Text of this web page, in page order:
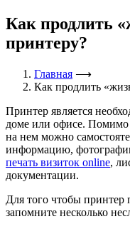
Как продлить
принтеру?
Главная ⟶
Как продлить
Принтер является
доме или офисе. Помимо
на нем можно
информацию,
печать визиток online,
документации.
Для того чтобы
запомните несколько